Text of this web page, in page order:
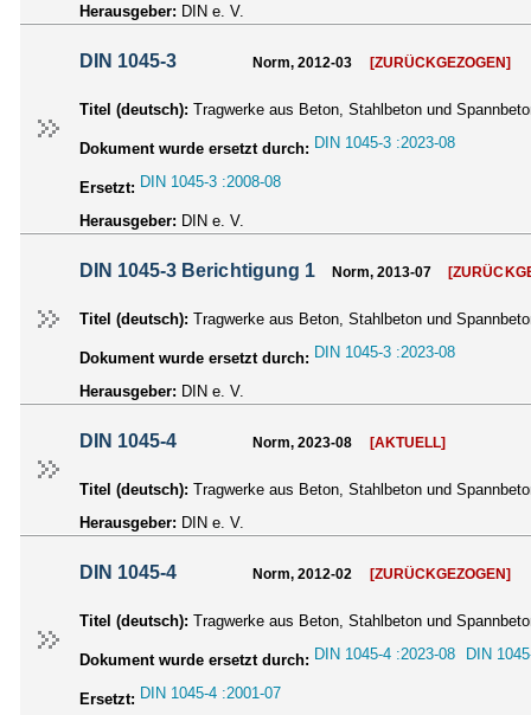
Herausgeber: DIN e. V.
DIN 1045-3 Norm, 2012-03 [ZURÜCKGEZOGEN]
Titel (deutsch): Tragwerke aus Beton, Stahlbeton und
Dokument wurde ersetzt durch: DIN 1045-3 :2023-08
Ersetzt: DIN 1045-3 :2008-08
Herausgeber: DIN e. V.
DIN 1045-3 Berichtigung 1 Norm, 2013-07
Titel (deutsch): Tragwerke aus Beton, Stahlbeton und
Dokument wurde ersetzt durch: DIN 1045-3 :2023-08
Herausgeber: DIN e. V.
DIN 1045-4 Norm, 2023-08 [AKTUELL]
Titel (deutsch): Tragwerke aus Beton, Stahlbeton und
Herausgeber: DIN e. V.
DIN 1045-4 Norm, 2012-02 [ZURÜCKGEZOGEN]
Titel (deutsch): Tragwerke aus Beton, Stahlbeton und
Dokument wurde ersetzt durch: DIN 1045-4 :2023-08 DIN
Ersetzt: DIN 1045-4 :2001-07